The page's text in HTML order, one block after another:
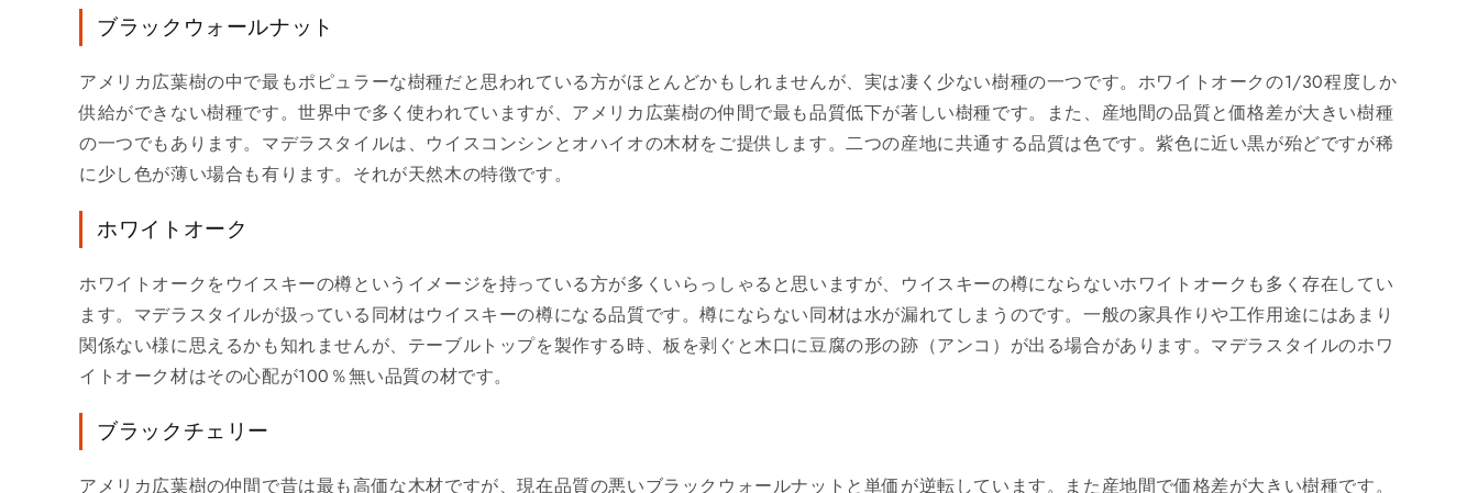
ブラックウォールナット
アメリカ広葉樹の中で最もポピュラーな樹種だと思われている方がほとんどかもしれませんが、実は凄く少ない樹種の一つです。ホワイトオークの1/30程度しか
供給ができない樹種です。世界中で多く使われていますが、アメリカ広葉樹の仲間で最も品質低下が著しい樹種です。また、産地間の品質と価格差が大きい樹種
の一つでもあります。マデラスタイルは、ウイスコンシンとオハイオの木材をご提供します。二つの産地に共通する品質は色です。紫色に近い黒が殆どですが稀
に少し色が薄い場合も有ります。それが天然木の特徴です。
ホワイトオーク
ホワイトオークをウイスキーの樽というイメージを持っている方が多くいらっしゃると思いますが、ウイスキーの樽にならないホワイトオークも多く存在してい
ます。マデラスタイルが扱っている同材はウイスキーの樽になる品質です。樽にならない同材は水が漏れてしまうのです。一般の家具作りや工作用途にはあまり
関係ない様に思えるかも知れませんが、テーブルトップを製作する時、板を剥ぐと木口に豆腐の形の跡（アンコ）が出る場合があります。マデラスタイルのホワ
イトオーク材はその心配が100％無い品質の材です。
ブラックチェリー
アメリカ広葉樹の仲間で昔は最も高価な木材ですが、現在品質の悪いブラックウォールナットと単価が逆転しています。また産地間で価格差が大きい樹種です。